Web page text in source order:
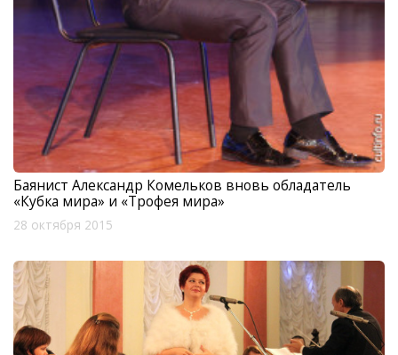
Баянист Александр Комельков вновь обладатель
«Кубка мира» и «Трофея мира»
28 октября 2015